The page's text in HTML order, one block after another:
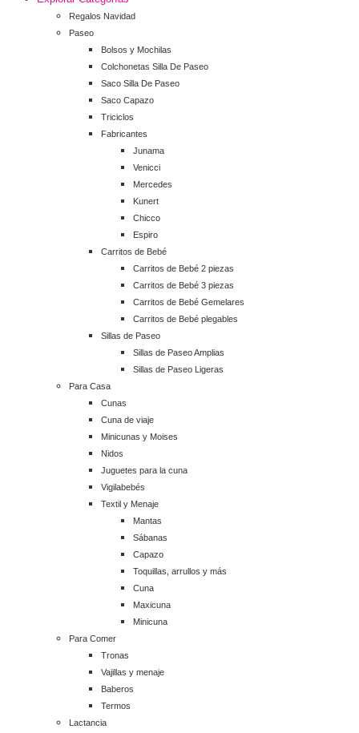
Regalos Navidad
Paseo
Bolsos y Mochilas
Colchonetas Silla De Paseo
Saco Silla De Paseo
Saco Capazo
Triciclos
Fabricantes
Junama
Venicci
Mercedes
Kunert
Chicco
Espiro
Carritos de Bebé
Carritos de Bebé 2 piezas
Carritos de Bebé 3 piezas
Carritos de Bebé Gemelares
Carritos de Bebé plegables
Sillas de Paseo
Sillas de Paseo Amplias
Sillas de Paseo Ligeras
Para Casa
Cunas
Cuna de viaje
Minicunas y Moises
Nidos
Juguetes para la cuna
Vigilabebés
Textil y Menaje
Mantas
Sábanas
Capazo
Toquillas, arrullos y más
Cuna
Maxicuna
Minicuna
Para Comer
Tronas
Vajillas y menaje
Baberos
Termos
Lactancia